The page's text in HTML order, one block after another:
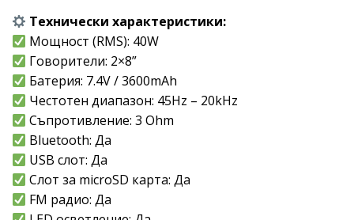
Технически характеристики:
Мощност (RMS): 40W
Говорители: 2×8”
Батерия: 7.4V / 3600mAh
Честотен диапазон: 45Hz – 20kHz
Съпротивление: 3 Ohm
Bluetooth: Да
USB слот: Да
Слот за microSD карта: Да
FM радио: Да